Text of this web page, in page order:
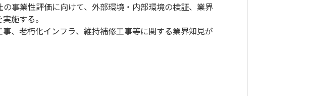
事業性評価に向けて、外部環境・内部環境の検証、業界
施する。
、老朽化インフラ、維持補修工事等に関する業界知見が